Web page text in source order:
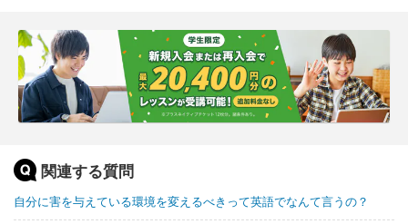
関連する質問
自分に害を与えている環境を変えるべきって英語でなんて言うの？